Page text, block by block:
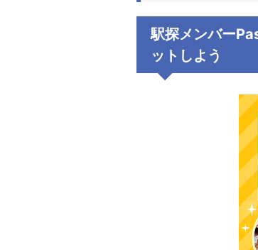
駅探メンバー
ットしよう